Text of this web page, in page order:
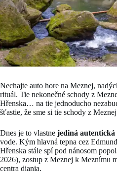
Nechajte auto hore na Meznej,
rituál. Tie nekonečné schody z
Hřenska… na tie jednoducho
šťastie, že sme si tie schody z
Dnes je to vlastne jediná autentická
vode. Kým hlavná tepna cez
Hřenska stále spí pod nánosom
2026), zostup z Meznej k Meznímu
centra diania.